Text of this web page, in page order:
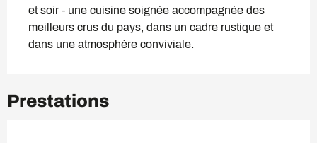
et soir - une cuisine soignée accompagnée des
meilleurs crus du pays, dans un cadre rustique et
dans une atmosphère conviviale.
Prestations